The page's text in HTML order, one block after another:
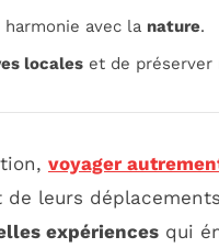
avec la nature.
locales et de préserver
voyager
de leurs
expériences qui